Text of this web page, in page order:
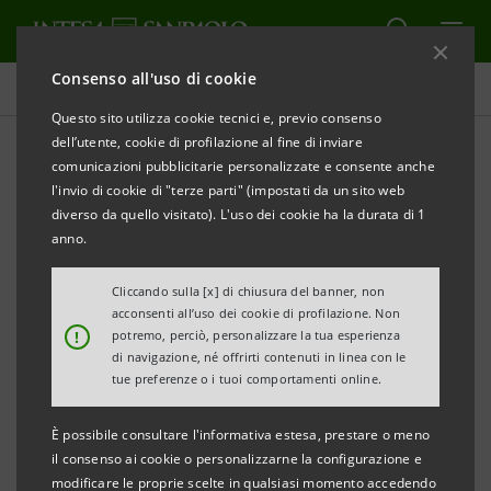
Consenso all'uso di cookie
Questo sito utilizza cookie tecnici e, previo consenso
dell’utente, cookie di profilazione al fine di inviare
comunicazioni pubblicitarie personalizzate e consente anche
l'invio di cookie di "terze parti" (impostati da un sito web
diverso da quello visitato). L'uso dei cookie ha la durata di 1
anno.
!
Cliccando sulla [x] di chiusura del banner, non
acconsenti all’uso dei cookie di profilazione. Non
potremo, perciò, personalizzare la tua esperienza
di navigazione, né offrirti contenuti in linea con le
tue preferenze o i tuoi comportamenti online.
È possibile consultare l'informativa estesa, prestare o meno
il consenso ai cookie o personalizzarne la configurazione e
modificare le proprie scelte in qualsiasi momento accedendo
Adesione agli Equator Principles
Progetti valutati secondo gli
Equator Principles
Nel 2025 sono stati 45 i finanziamenti sottoposti allo
screening degli Equator Principles che hanno
raggiunto il perfezionamento finanziario (per un
totale di 511 dal 2007).
Qui di seguito è possibile approfondire la